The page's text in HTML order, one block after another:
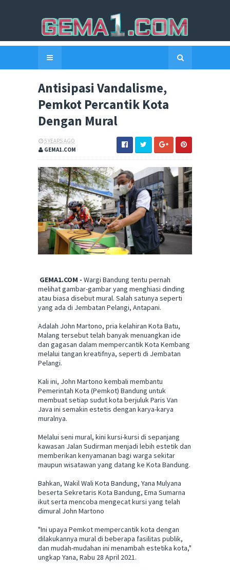
Antisipasi Vandalisme,
Pemkot Percantik Kota
Dengan Mural
5 YEARS AGO
GEMA1.COM
GEMA1.COM - Wargi Bandung tentu pernah
melihat gambar-gambar yang menghiasi dinding
atau biasa disebut mural. Salah satunya seperti
yang ada di Jembatan Pelangi, Antapani.
Adalah John Martono, pria kelahiran Kota Batu,
Malang tersebut telah banyak menuangkan ide
dan gagasan dalam mempercantik Kota Kembang
melalui tangan kreatifnya, seperti di Jembatan
Pelangi.
Kali ini, John Martono kembali membantu
Pemerintah Kota (Pemkot) Bandung untuk
membuat setiap sudut kota berjuluk Paris Van
Java ini semakin estetis dengan karya-karya
muralnya.
Melalui seni mural, kini kursi-kursi di sepanjang
kawasan Jalan Sudirman menjadi lebih estetik dan
memberikan kenyamanan bagi warga sekitar
maupun wisatawan yang datang ke Kota Bandung.
Bahkan, Wakil Wali Kota Bandung, Yana Mulyana
beserta Sekretaris Kota Bandung, Ema Sumarna
ikut serta mencoba mengecat kursi yang telah
dimural John Martono
"Ini upaya Pemkot mempercantik kota dengan
dilakukannya mural di beberapa fasilitas publik,
dan mudah-mudahan ini menambah estetika kota,"
ungkap Yana, Rabu 28 April 2021.